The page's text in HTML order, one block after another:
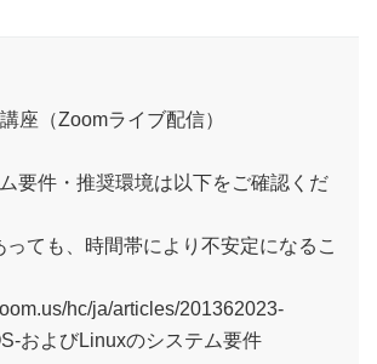
座（Zoomライブ配信）
要件・推奨環境は以下をご確認くだ
ても、時間帯により不安定になるこ
hc/ja/articles/201362023-
およびLinuxのシステム要件